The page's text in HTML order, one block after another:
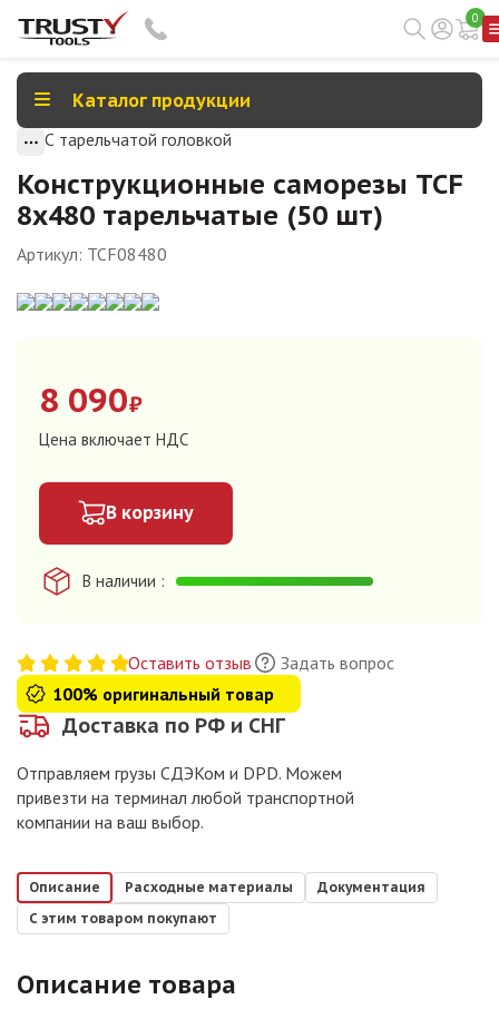
0
Каталог продукции
С тарельчатой головкой
Конструкционные саморезы TCF
8х480 тарельчатые (50 шт)
Артикул: TCF08480
8 090₽
Цена включает НДС
В корзину
В наличии
Оставить отзыв
Задать вопрос
100% оригинальный товар
Доставка по РФ и СНГ
Отправляем грузы СДЭКом и DPD. Можем
привезти на терминал любой транспортной
компании на ваш выбор.
Описание Расходные материалы
Документация
С этим товаром покупают
Описание товара